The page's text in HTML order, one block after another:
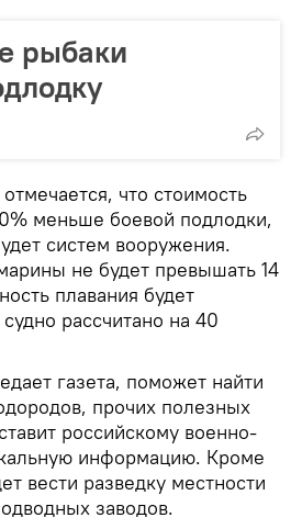
рыбаки
что стоимость
меньше боевой подлодки,
систем вооружения.
не будет превышать 14
плавания будет
рассчитано на 40
газета, поможет найти
прочих полезных
российскому военно-
информацию. Кроме
вести разведку местности
заводов.